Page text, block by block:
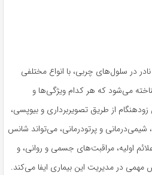
در سلول‌های چربی، با انواع مختلفی
می‌شود که هر کدام ویژگی‌ها و
از طریق تصویربرداری و بیوپسی،
شیمی‌درمانی و پرتودرمانی، می‌تواند شانس
اولیه، مراقبت‌های جسمی و روانی، و
در مدیریت این بیماری ایفا می‌کند.